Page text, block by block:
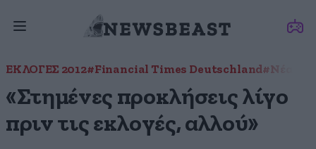
ΕΚΛΟΓΕΣ 2012#Financial Times Deutschland#Νέα
«Στημένες προκλήσεις λίγο
πριν τις εκλογές, αλλού»